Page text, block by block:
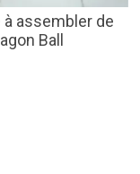
à assembler de
Ball